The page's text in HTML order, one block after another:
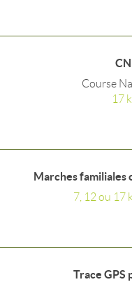
Course
17
Marches familiales
7, 12 ou 17
Trace GPS